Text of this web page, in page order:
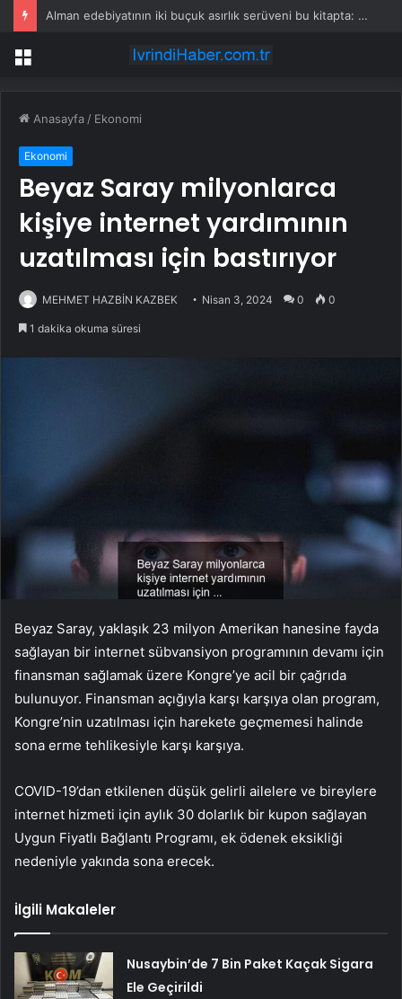
Alman edebiyatının iki buçuk asırlık serüveni bu kitapta: “Modern Alman Edebiyatı”
Menü
Anasayfa / Ekonomi
Ekonomi
Beyaz Saray milyonlarca
kişiye internet yardımının
uzatılması için bastırıyor
MEHMET HAZBİN KAZBEK Nisan 3, 2024 0 0
1 dakika okuma süresi
Beyaz Saray, yaklaşık 23 milyon Amerikan hanesine fayda
sağlayan bir internet sübvansiyon programının devamı için
finansman sağlamak üzere Kongre’ye acil bir çağrıda
bulunuyor. Finansman açığıyla karşı karşıya olan program,
Kongre’nin uzatılması için harekete geçmemesi halinde
sona erme tehlikesiyle karşı karşıya.
COVID-19’dan etkilenen düşük gelirli ailelere ve bireylere
internet hizmeti için aylık 30 dolarlık bir kupon sağlayan
Uygun Fiyatlı Bağlantı Programı, ek ödenek eksikliği
nedeniyle yakında sona erecek.
İlgili Makaleler
Nusaybin’de 7 Bin Paket Kaçak Sigara
Ele Geçirildi